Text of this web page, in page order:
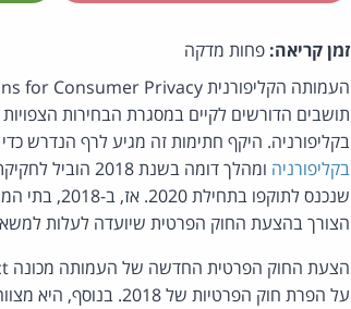
זמן קריאה: פחות מדקה
תושבים הדורשים לקיים במסגרת הבחירות
בקליפורניה. היקף חתימות זה מגיע לרף הנדרש
בקליפורניה
שנכנס
הצורך בהצעת החוק הפרטית שיועדה לעלות למשאל
על הפרת חוק הפרטיות